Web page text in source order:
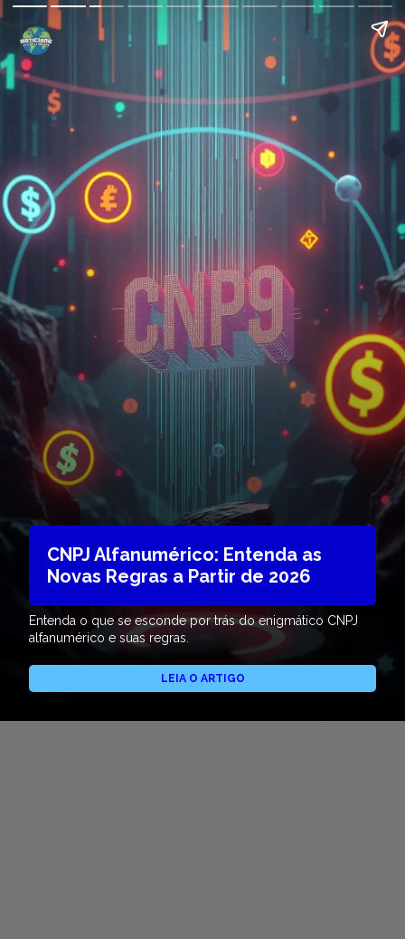
CNPJ Alfanumérico: Entenda as
Novas Regras a Partir de 2026
Entenda o que se esconde por trás do enigmático CNPJ
alfanumérico e suas regras.
LEIA O ARTIGO